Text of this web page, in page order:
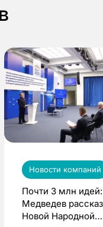
Новости компаний
Почти 3 млн
Медведев
Новой Народной